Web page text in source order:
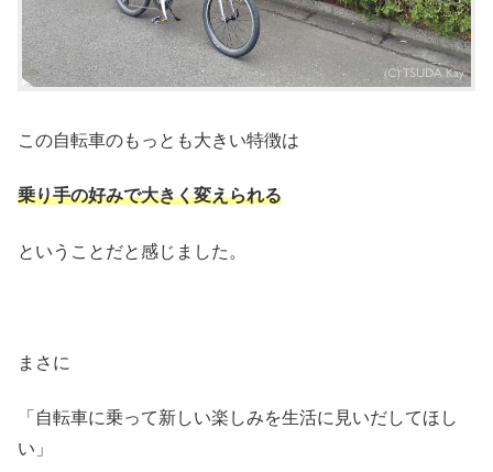
この自転車のもっとも大きい特徴は
乗り手の好みで大きく変えられる
ということだと感じました。
まさに
「自転車に乗って新しい楽しみを生活に見いだしてほし
い」